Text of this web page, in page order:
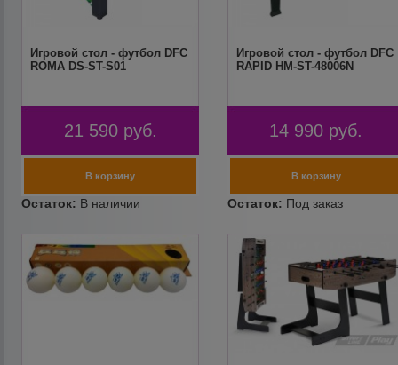
Игровой стол - футбол DFC
ROMA DS-ST-S01
21 590 руб.
Игровой стол - футбол DFC
RAPID HM-ST-48006N
14 990 руб.